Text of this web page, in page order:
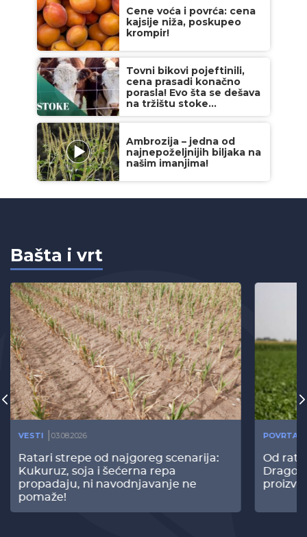
Cene voća i povrća: cena
kajsije niža, poskupeo
krompir!
Tovni bikovi pojeftinili,
cena prasadi konačno
porasla! Evo šta se dešava
na tržištu stoke...
Ambrozija – jedna od
najnepoželjnijih biljaka na
našim imanjima!
Bašta i vrt
VESTI 03.08.2026
Ratari strepe od najgoreg scenarija:
Kukuruz, soja i šećerna repa
propadaju, ni navodnjavanje ne
pomaže!
Od